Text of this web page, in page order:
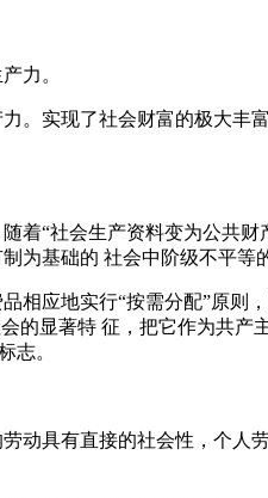
力。
。实现了社会财富的极大丰
“社会生产资料变为公共财
为基础的 社会中阶级不平等
相应地实行“按需分配”原则
的显著特 征，把它作为共产
志。
具有直接的社会性，个人